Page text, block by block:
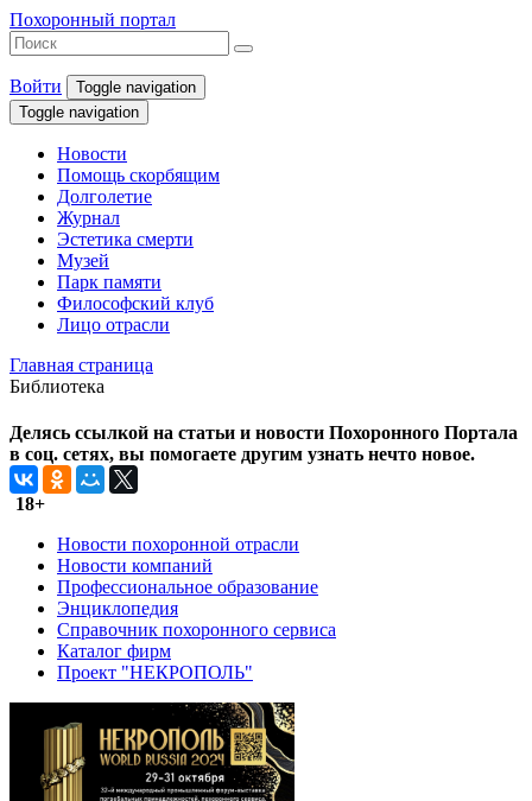
Похоронный портал
Войти
Toggle navigation
Toggle navigation
Новости
Помощь скорбящим
Долголетие
Журнал
Эстетика смерти
Музей
Парк памяти
Философский клуб
Лицо отрасли
Главная страница
Библиотека
Делясь ссылкой на статьи и новости Похоронного Портала
в соц. сетях, вы помогаете другим узнать нечто новое.
18+
Новости похоронной отрасли
Новости компаний
Профессиональное образование
Энциклопедия
Справочник похоронного сервиса
Каталог фирм
Проект "НЕКРОПОЛЬ"